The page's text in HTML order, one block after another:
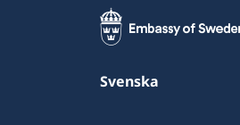
Svenska